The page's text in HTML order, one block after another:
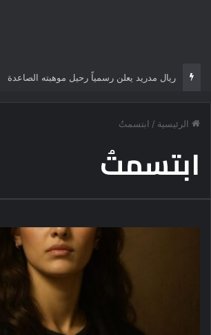
ريال مدريد يعلن رسمياً رحيل موهبته الصاعدة
الرئيسية / ابتسمتُ
ابتسمتُ